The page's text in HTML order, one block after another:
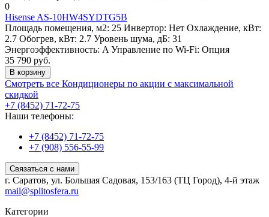
0
Hisense AS-10HW4SYDTG5B
Площадь помещения, м2: 25 Инвертор: Нет Охлаждение, кВт:
2.7 Обогрев, кВт: 2.7 Уровень шума, дБ: 31
Энергоэффективность: A Управление по Wi-Fi: Опция
35 790 руб.
В корзину
Смотреть все Кондиционеры по акции с максимальной
скидкой
+7 (8452) 71-72-75
Наши телефоны:
+7 (8452) 71-72-75
+7 (908) 556-55-99
Связаться с нами
г. Саратов, ул. Большая Садовая, 153/163 (ТЦ Город), 4-й этаж
mail@splitosfera.ru
Категории